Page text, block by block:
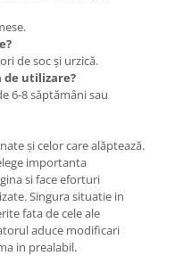
de soc și urzică.
de utilizare?
6-8 săptămâni sau
și celor care alăptează.
importanta
si face eforturi
Singura situatie in
fata de cele ale
aduce modificari
in prealabil.